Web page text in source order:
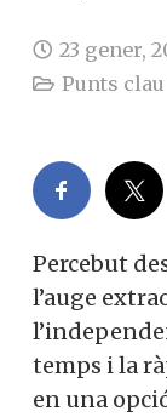
23 gener,
Punts
Percebut
l’auge
temps i la
en una